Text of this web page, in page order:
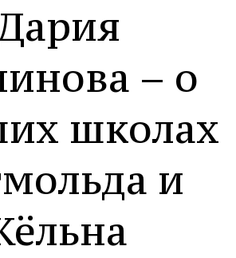
– о
школах
и